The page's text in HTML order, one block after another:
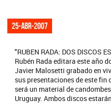
25-abr-2007
"RUBEN RADA: DOS DISCOS
Rubén Rada editara este año
Javier Malosetti grabado en
sus presentaciones de este fin
será un material de
Uruguay. Ambos discos